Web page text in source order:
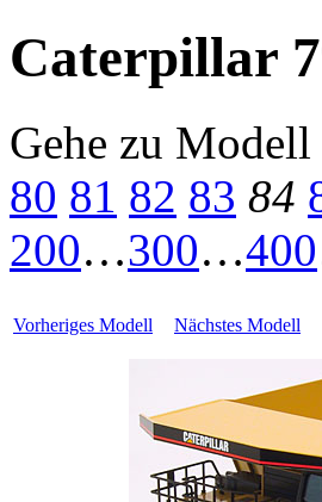
Caterpillar
Gehe zu Modell
80 81 82 83 84
200…300…400
Vorheriges Modell Nächstes Modell